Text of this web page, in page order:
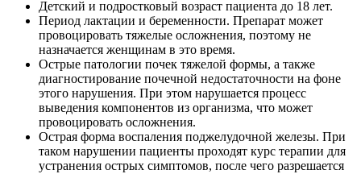
Детский и подростковый возраст пациента до 18 лет.
Период лактации и беременности. Препарат может
провоцировать тяжелые осложнения, поэтому не
назначается женщинам в это время.
Острые патологии почек тяжелой формы, а также
диагностирование почечной недостаточности на фоне
этого нарушения. При этом нарушается процесс
выведения компонентов из организма, что может
провоцировать осложнения.
Острая форма воспаления поджелудочной железы. При
таком нарушении пациенты проходят курс терапии для
устранения острых симптомов, после чего разрешается